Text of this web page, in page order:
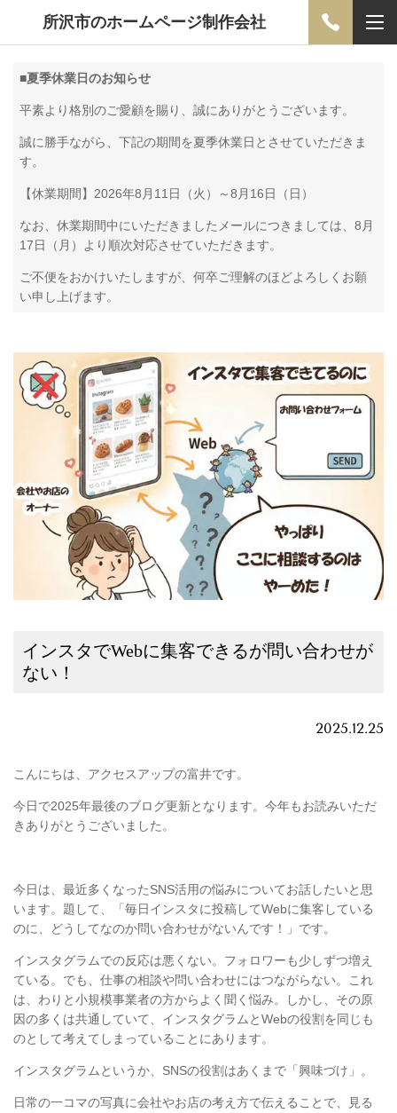
所沢市のホームページ制作会社
■夏季休業日のお知らせ
平素より格別のご愛顧を賜り、誠にありがとうございます。
誠に勝手ながら、下記の期間を夏季休業日とさせていただきま
す。
【休業期間】2026年8月11日（火）～8月16日（日）
なお、休業期間中にいただきましたメールにつきましては、8月
17日（月）より順次対応させていただきます。
ご不便をおかけいたしますが、何卒ご理解のほどよろしくお願
い申し上げます。
インスタでWebに集客できるが問い合わせが
ない！
2025.12.25
こんにちは、アクセスアップの富井です。
今日で2025年最後のブログ更新となります。今年もお読みいただ
きありがとうございました。
今日は、最近多くなったSNS活用の悩みについてお話したいと思
います。題して、「毎日インスタに投稿してWebに集客している
のに、どうしてなのか問い合わせがないんです！」です。
インスタグラムでの反応は悪くない。フォロワーも少しずつ増え
ている。でも、仕事の相談や問い合わせにはつながらない。これ
は、わりと小規模事業者の方からよく聞く悩み。しかし、その原
因の多くは共通していて、インスタグラムとWebの役割を同じも
のとして考えてしまっていることにあります。
インスタグラムというか、SNSの役割はあくまで「興味づけ」。
日常の一コマの写真に会社やお店の考え方で伝えることで、見る